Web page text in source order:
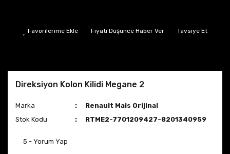
Fiyatı Düşünce Haber Ver Tavsiye Et
Direksiyon Kolon Kilidi Megane 2
Marka
Renault Mais Orijinal
Stok Kodu
RTME2-7701209427-8201340959
5 - Yorum Yap